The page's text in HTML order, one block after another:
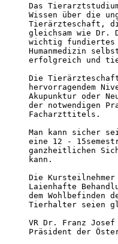
Das
Wissen über die
Tierärzteschaft,
gleichsam wie Dr.
wichtig fundiertes
Humanmedizin
erfolgreich und
Die
hervorragendem
Akupunktur oder
der notwendigen
Facharzttitels.
Man kann sicher
eine 12 -
ganzheitlichen
kann.
Die
Laienhafte
dem
Tierhalter seien
VR Dr. Franz Josef
Präsident der